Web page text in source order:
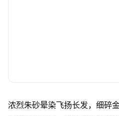
浓烈朱砂晕染飞扬长发，细碎